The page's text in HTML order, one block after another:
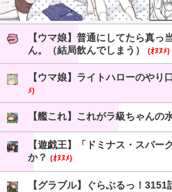
【ウマ娘】普通にしてたら真っ
ん。（結局飲んでしまう）
(ｵﾇﾇﾒ)
【ウマ娘】ライトハローのやり
ﾒ)
【艦これ】これがラ級ちゃんの
【遊戯王】「ドミナス・スパー
か？ (ｵﾇﾇﾒ)
【グラブル】ぐらぶるっ！